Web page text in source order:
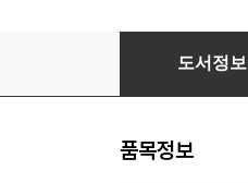
The Real
도서정보
품목정보